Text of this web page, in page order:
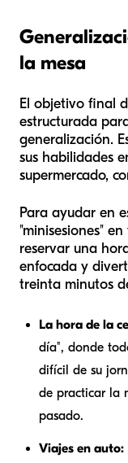
la mesa
El objetivo final
estructurada
generalización.
sus habilidades
supermercado,
Para ayudar en
"minisesiones"
reservar una
enfocada y
treinta minutos
La hora de la
día", donde
difícil de su
de practicar la
pasado.
Viajes en auto: